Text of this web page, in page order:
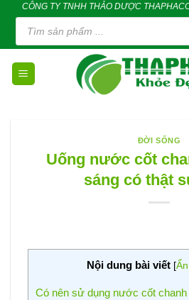
content
CÔNG TY TNHH THẢO DƯỢC
Tìm
kiếm
phẩm
ĐỜI SỐNG
Uống nước cốt
sáng có thật
Nội dung bài viết [
Có nên sử dụng nước cốt chanh